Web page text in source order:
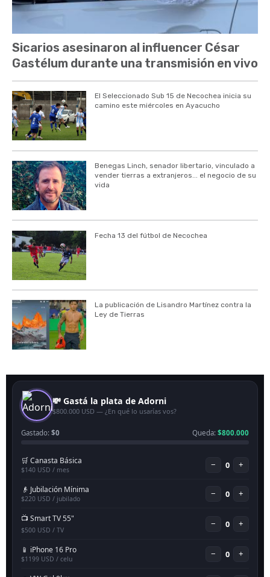
Sicarios asesinaron al influencer César
Gastélum durante una transmisión en vivo
El Seleccionado Sub 15 de Necochea inicia su
camino este miércoles en Ayacucho
Benegas Linch, senador libertario, vinculado a
vender tierras a extranjeros... el negocio de su
vida
Fecha 13 del fútbol de Necochea
La publicación de Lisandro Martínez contra la
Ley de Tierras